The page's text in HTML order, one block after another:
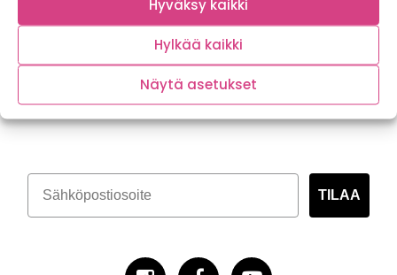
Hyväksy kaikki
Hylkää kaikki
Näytä asetukset
Tilaa kasvispitoinen uutiskirje
TILAA